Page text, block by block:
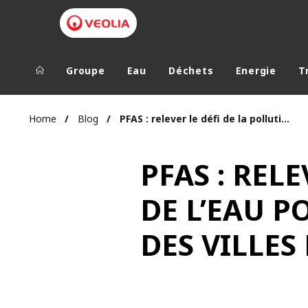
Groupe Veolia Dans le
AMÉRIQUE
Groupe Eau Déchets Energie
Home Blog PFAS : relever le défi de la pollution de l’eau
PFAS :
DE L’EAU
DES